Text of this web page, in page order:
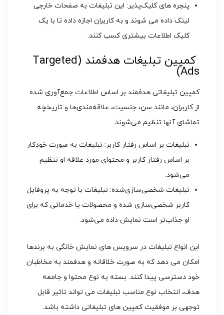
پنجره‌ های کلیک‌پذیر: این تبلیغات به صفحات خارجی
لینک داده می شوند و به کاربران اجازه داده تا با یک
کلیک اطلاعات بیشتری کسب کنند.
کمپین تبلیغات هدفمند (Targeted
Ads)
کمپین تبلیغاتی هدفمند بر اساس اطلاعات جمع‌آوری شده
از کاربران، مانند سن، جنسیت، علاقه‌مندی‌ها و تاریخچه
تماشای آنها تنظیم می‌شوند:
تبلیغات بر اساس رفتار کاربر: تبلیغات به صورت خودکار
بر اساس رفتار کاربر و محتوای مورد علاقه او تنظیم
می‌شود.
تبلیغات شخصی‌سازی‌شده: تبلیغات با توجه به پروفایل
کاربر شخصی‌سازی شده و محصولات یا خدماتی که برای
او جذاب‌تر است نمایش داده می‌شود.
این انواع تبلیغات در سرویس ‌های نمایش خانگی به برندها
امکان می ‌دهد که به صورت خلاقانه و هدفمند به مخاطبان
خود دسترسی پیدا کنند. بسته به نوع محتوا و جامعه
هدف، انتخاب نوع مناسب تبلیغات می ‌تواند تاثیر قابل
توجهی بر موفقیت کمپین ‌های تبلیغاتی داشته باشد.